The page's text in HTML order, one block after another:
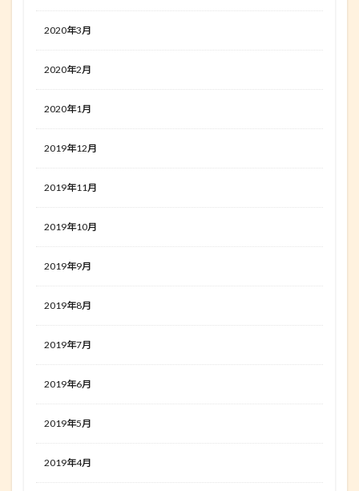
2020年3月
2020年2月
2020年1月
2019年12月
2019年11月
2019年10月
2019年9月
2019年8月
2019年7月
2019年6月
2019年5月
2019年4月